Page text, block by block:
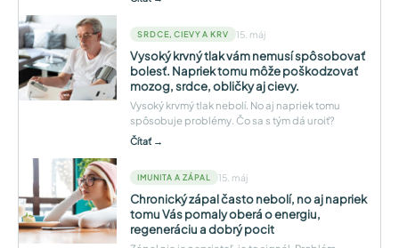
SRDCE, CIEVY A KRV 15. máj
Vysoký krvný tlak vám nemusí spôsobovať
bolesť. Napriek tomu môže poškodzovať
mozog, srdce, obličky aj cievy.
Vysoký krvmý tlak nebolí. No aj napriek tomu
spôsobuje problémy. Čo sa s tým dá uroiť?
Čítať →
IMUNITA A ZÁPAL 15. máj
Chronický zápal často nebolí, no aj napriek
tomu Vás pomaly oberá o energiu,
regeneráciu a dobrý pocit